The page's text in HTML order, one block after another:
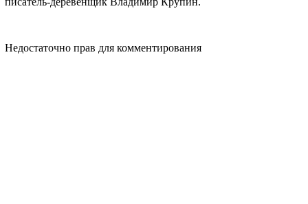
Недостаточно прав для комментирования